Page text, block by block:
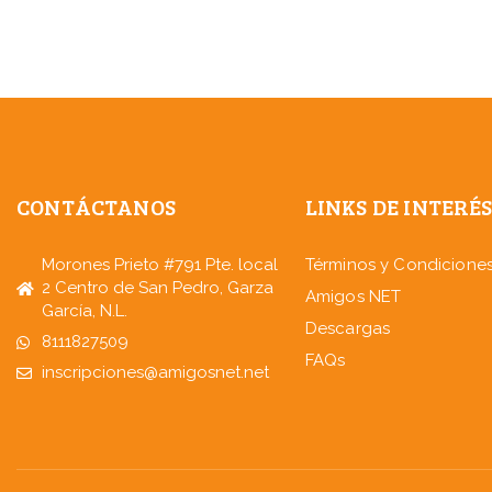
CONTÁCTANOS
Morones Prieto #791 Pte. local
2 Centro de San Pedro, Garza
García, N.L.
8111827509
inscripciones@amigosnet.net
LINKS DE INTERÉS
Términos y
Amigos NET
Descargas
FAQs